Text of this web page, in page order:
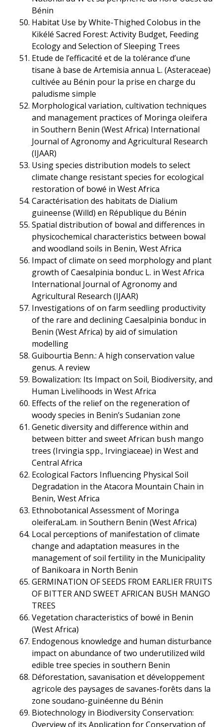
Bénin
Habitat Use by White-Thighed Colobus in the
Kikélé Sacred Forest: Activity Budget, Feeding
Ecology and Selection of Sleeping Trees
Etude de l’efficacité et de la tolérance d’une
tisane à base de Artemisia annua L. (Asteraceae)
cultivée au Bénin pour la prise en charge du
paludisme simple
Morphological variation, cultivation techniques
and management practices of Moringa oleifera
in Southern Benin (West Africa) International
Journal of Agronomy and Agricultural Research
(IJAAR)
Using species distribution models to select
climate change resistant species for ecological
restoration of bowé in West Africa
Caractérisation des habitats de Dialium
guineense (Willd) en République du Bénin
Spatial distribution of bowal and differences in
physicochemical characteristics between bowal
and woodland soils in Benin, West Africa
Impact of climate on seed morphology and plant
growth of Caesalpinia bonduc L. in West Africa
International Journal of Agronomy and
Agricultural Research (IJAAR)
Investigations of on farm seedling productivity
of the rare and declining Caesalpinia bonduc in
Benin (West Africa) by aid of simulation
modelling
Guibourtia Benn.: A high conservation value
genus. A review
Bowalization: Its Impact on Soil, Biodiversity, and
Human Livelihoods in West Africa
Effects of the relief on the regeneration of
woody species in Benin’s Sudanian zone
Genetic diversity and difference within and
between bitter and sweet African bush mango
trees (Irvingia spp., Irvingiaceae) in West and
Central Africa
Ecological Factors Influencing Physical Soil
Degradation in the Atacora Mountain Chain in
Benin, West Africa
Ethnobotanical Assessment of Moringa
oleiferaLam. in Southern Benin (West Africa)
Local perceptions of manifestation of climate
change and adaptation measures in the
management of soil fertility in the Municipality
of Banikoara in North Benin
GERMINATION OF SEEDS FROM EARLIER FRUITS
OF BITTER AND SWEET AFRICAN BUSH MANGO
TREES
Vegetation characteristics of bowé in Benin
(West Africa)
Endogenous knowledge and human disturbance
impact on abundance of two underutilized wild
edible tree species in southern Benin
Déforestation, savanisation et développement
agricole des paysages de savanes-forêts dans la
zone soudano-guinéenne du Bénin
Biotechnology in Biodiversity Conservation:
Overview of its Application for Conservation of